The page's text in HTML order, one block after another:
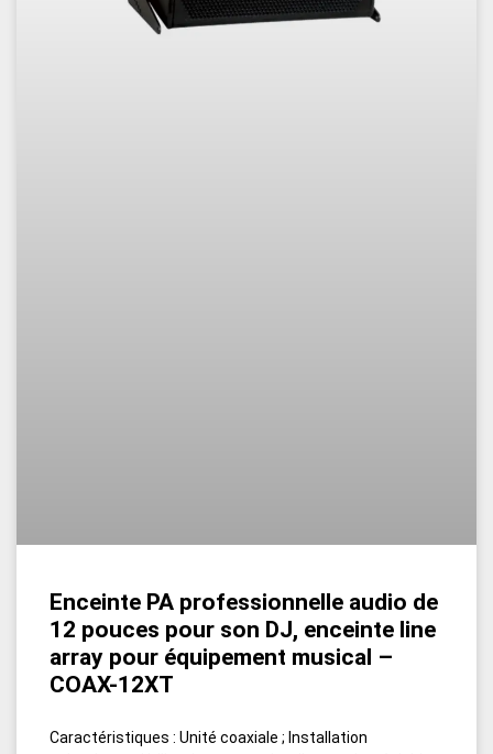
Enceinte PA professionnelle audio de
12 pouces pour son DJ, enceinte line
array pour équipement musical –
COAX-12XT
Caractéristiques : Unité coaxiale ; Installation